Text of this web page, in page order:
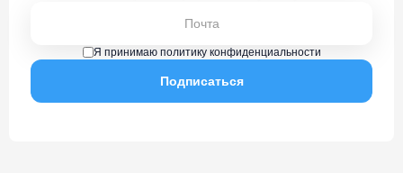
Я принимаю политику конфиденциальности